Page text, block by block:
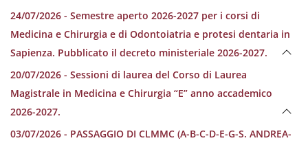
24/07/2026 - Semestre aperto 2026-2027 per i corsi di
Medicina e Chirurgia e di Odontoiatria e protesi dentaria in
Sapienza. Pubblicato il decreto ministeriale 2026-2027.
20/07/2026 - Sessioni di laurea del Corso di Laurea
Magistrale in Medicina e Chirurgia “E” anno accademico
2026-2027.
03/07/2026 - PASSAGGIO DI CLMMC (A-B-C-D-E-G-S. ANDREA-